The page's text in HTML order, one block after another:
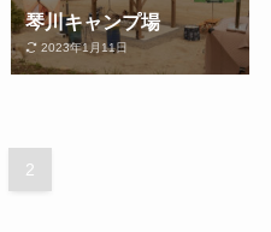
琴川キャンプ場
2023年1月11日
2